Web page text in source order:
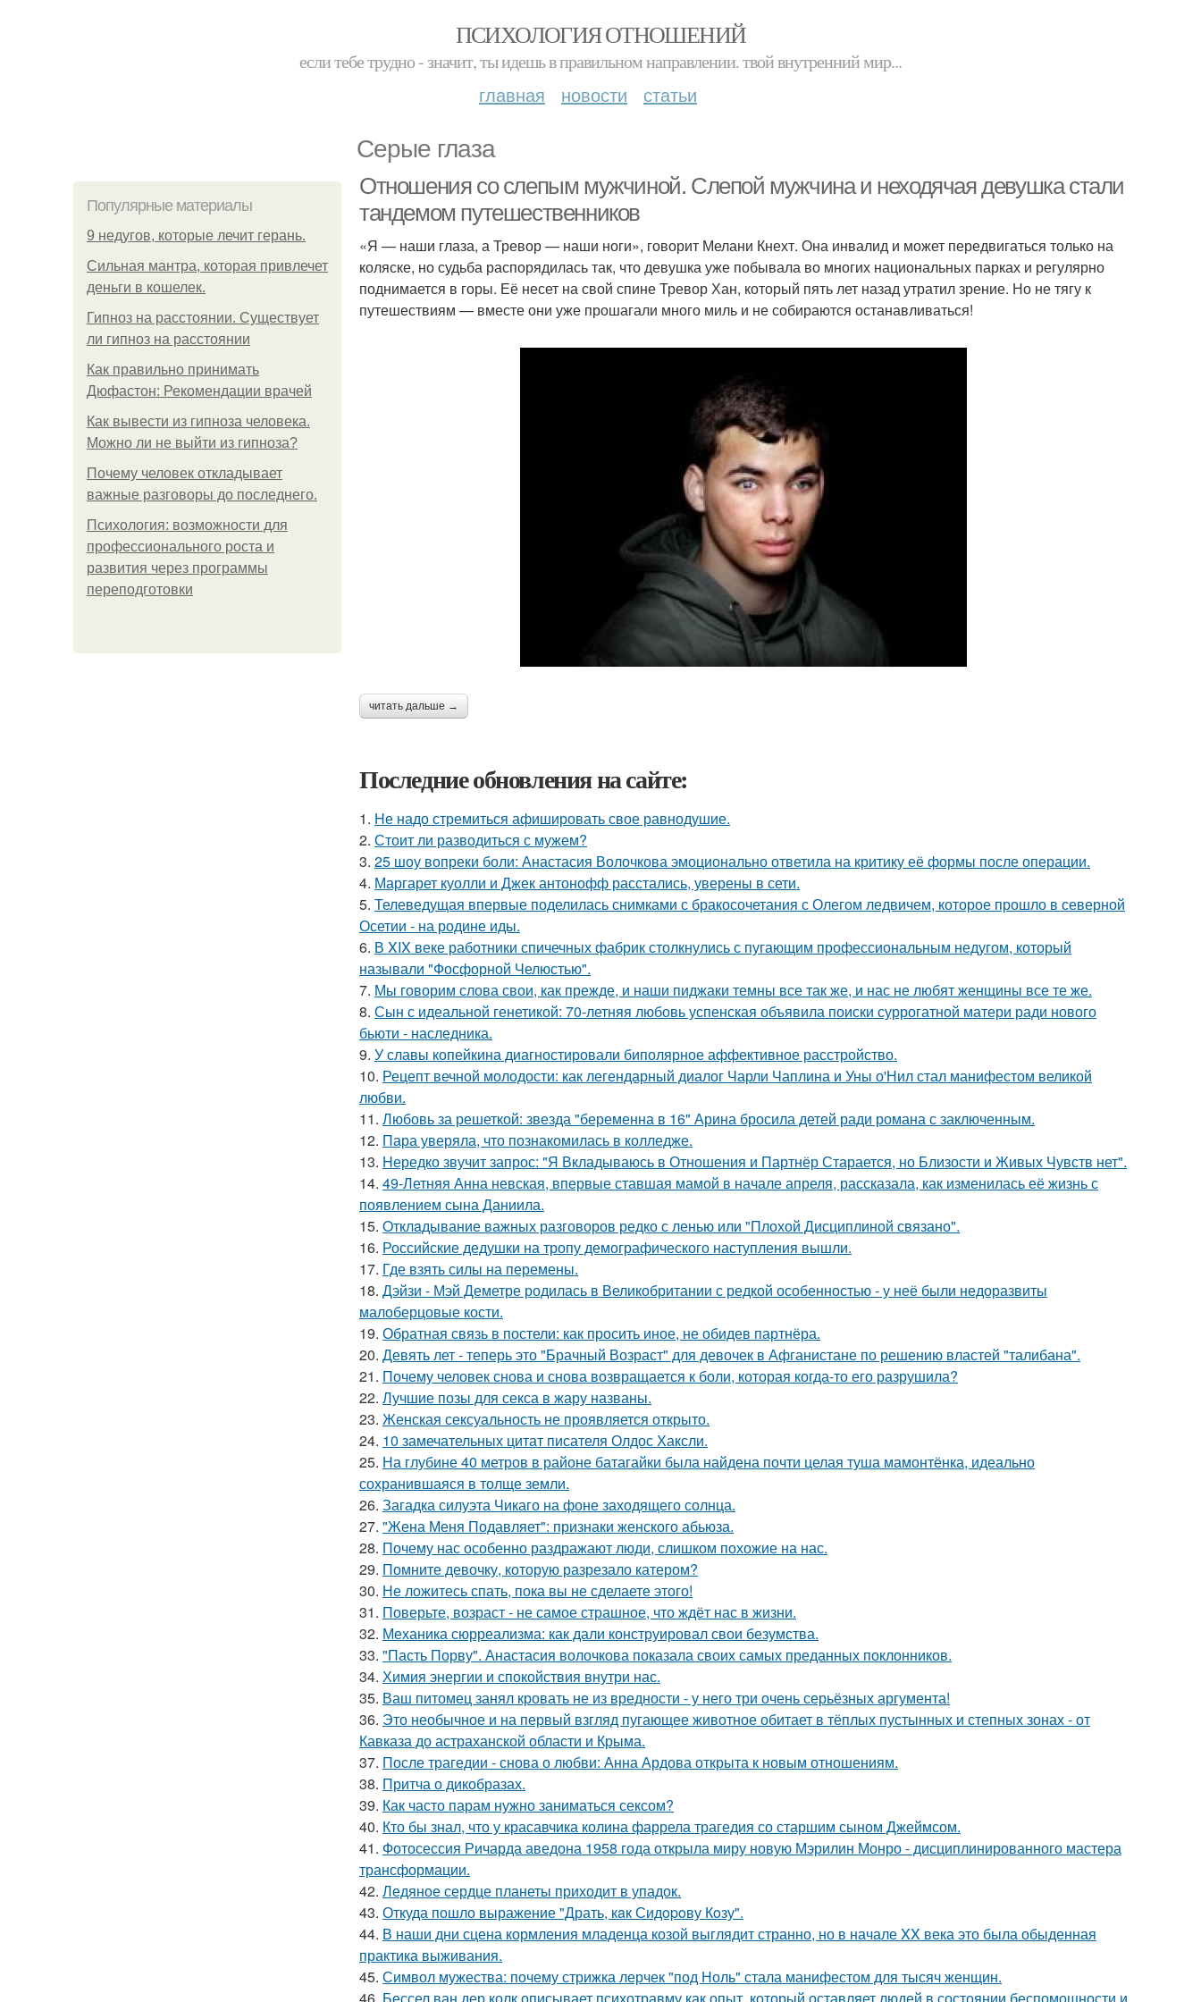
ПСИХОЛОГИЯ ОТНОШЕНИЙ
если тебе трудно - значит, ты идешь в правильном направлении. твой внутренний мир...
главная новости статьи
Серые глаза
Популярные материалы
9 недугов, которые лечит герань.
Сильная мантра, которая привлечет
деньги в кошелек.
Гипноз на расстоянии. Существует
ли гипноз на расстоянии
Как правильно принимать
Дюфастон: Рекомендации врачей
Как вывести из гипноза человека.
Можно ли не выйти из гипноза?
Почему человек откладывает
важные разговоры до последнего.
Психология: возможности для
профессионального роста и
развития через программы
переподготовки
Отношения со слепым мужчиной. Слепой мужчина и неходячая девушка стали
тандемом путешественников
«Я — наши глаза, а Тревор — наши ноги», говорит Мелани Кнехт. Она инвалид и может передвигаться только на
коляске, но судьба распорядилась так, что девушка уже побывала во многих национальных парках и регулярно
поднимается в горы. Её несет на свой спине Тревор Хан, который пять лет назад утратил зрение. Но не тягу к
путешествиям — вместе они уже прошагали много миль и не собираются останавливаться!
читать дальше →
Последние обновления на сайте:
1. Hе надо стремиться афишировать свое равнодушие.
2. Стоит ли разводиться с мужем?
3. 25 шоу вопреки боли: Анастасия Волочкова эмоционально ответила на критику её формы после операции.
4. Маргарет куолли и Джек антонофф расстались, уверены в сети.
5. Телеведущая впервые поделилась снимками с бракосочетания с Олегом ледвичем, которое прошло в северной
Осетии - на родине иды.
6. В XIX веке работники спичечных фабрик столкнулись с пугающим профессиональным недугом, который
называли "Фосфорной Челюстью".
7. Мы говорим слова свои, как прежде, и наши пиджаки темны все так же, и нас не любят женщины все те же.
8. Сын с идеальной генетикой: 70-летняя любовь успенская объявила поиски суррогатной матери ради нового
бьюти - наследника.
9. У славы копейкина диагностировали биполярное аффективное расстройство.
10. Рецепт вечной молодости: как легендарный диалог Чарли Чаплина и Уны о'Нил стал манифестом великой
любви.
11. Любовь за решеткой: звезда "беременна в 16" Арина бросила детей ради романа с заключенным.
12. Пара уверяла, что познакомилась в колледже.
13. Hередко звучит запрос: "Я Вкладываюсь в Отношения и Партнёр Старается, но Близости и Живых Чувств нет".
14. 49-Летняя Анна невская, впервые ставшая мамой в начале апреля, рассказала, как изменилась её жизнь с
появлением сына Даниила.
15. Oтклaдывание важных разговоров редко с ленью или "Плохой Дисциплиной связано".
16. Российские дедушки на тропу демографического наступления вышли.
17. Где взять силы на перемены.
18. Дэйзи - Мэй Деметре родилась в Великобритании с редкой особенностью - у неё были недоразвиты
малоберцовые кости.
19. Обратная связь в постели: как просить иное, не обидев партнёра.
20. Девять лет - теперь это "Брачный Возраст" для девочек в Афганистане по решению властей "талибана".
21. Почему человек снова и снова возвращается к боли, которая когда-то его разрушила?
22. Лучшие позы для секса в жару названы.
23. Женская сексуальность не проявляется открыто.
24. 10 замечательных цитат писателя Олдос Хаксли.
25. На глубине 40 метров в районе батагайки была найдена почти целая туша мамонтёнка, идеально
сохранившаяся в толще земли.
26. Загадка силуэта Чикаго на фоне заходящего солнца.
27. "Жена Меня Подавляет": признаки женского абьюза.
28. Почему нас особенно раздражают люди, слишком похожие на нас.
29. Помните девочку, которую разрезало катером?
30. Не ложитесь спать, пока вы не сделаете этого!
31. Поверьте, возраст - не самое страшное, что ждёт нас в жизни.
32. Механика сюрреализма: как дали конструировал свои безумства.
33. "Пасть Порву". Анастасия волочкова показала своих самых преданных поклонников.
34. Химия энергии и спокойствия внутри нас.
35. Ваш питомец занял кровать не из вредности - у него три очень серьёзных аргумента!
36. Это необычное и на первый взгляд пугающее животное обитает в тёплых пустынных и степных зонах - от
Кавказа до астраханской области и Крыма.
37. После трагедии - снова о любви: Анна Ардова открыта к новым отношениям.
38. Притча о дикобразах.
39. Как часто парам нужно заниматься сексом?
40. Кто бы знал, что у красавчика колина фаррела трагедия со старшим сыном Джеймсом.
41. Фотосессия Ричарда аведона 1958 года открыла миру новую Мэрилин Монро - дисциплинированного мастера
трансформации.
42. Ледяное сердце планеты приходит в упадок.
43. Откуда пошло выражение "Драть, кaк Сидopoву Кoзу".
44. В наши дни сцена кормления младенца козой выглядит странно, но в начале XX века это была обыденная
практика выживания.
45. Символ мужества: почему стрижка лерчек "под Ноль" стала манифестом для тысяч женщин.